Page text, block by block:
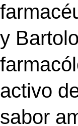
y
activo
sabor